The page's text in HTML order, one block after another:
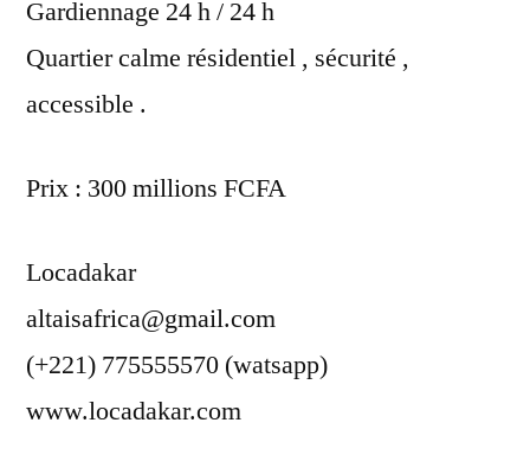
Gardiennage 24 h / 24 h
Quartier calme résidentiel , sécurité ,
accessible .
Prix : 300 millions FCFA
Locadakar
altaisafrica@gmail.com
(+221) 775555570 (watsapp)
www.locadakar.com